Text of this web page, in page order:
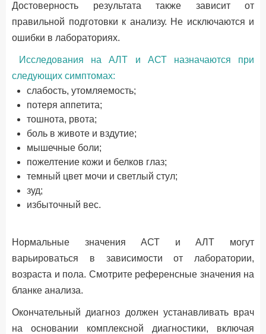
Достоверность результата также зависит от
правильной подготовки к анализу. Не исключаются и
ошибки в лабораториях.
Исследования на АЛТ и АСТ назначаются при
следующих симптомах:
слабость, утомляемость;
потеря аппетита;
тошнота, рвота;
боль в животе и вздутие;
мышечные боли;
пожелтение кожи и белков глаз;
темный цвет мочи и светлый стул;
зуд;
избыточный вес.
Нормальные значения АСТ и АЛТ могут
варьироваться в зависимости от лаборатории,
возраста и пола. Смотрите референсные значения на
бланке анализа.
Окончательный диагноз должен устанавливать врач
на основании комплексной диагностики, включая